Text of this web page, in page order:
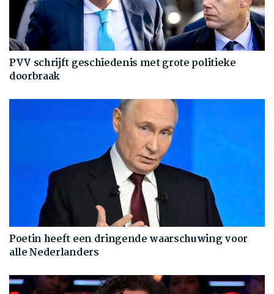
PVV schrijft geschiedenis met grote politieke
doorbraak
Poetin heeft een dringende waarschuwing voor
alle Nederlanders